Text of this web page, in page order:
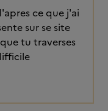
ce que j'ai
sur se site
tu traverses